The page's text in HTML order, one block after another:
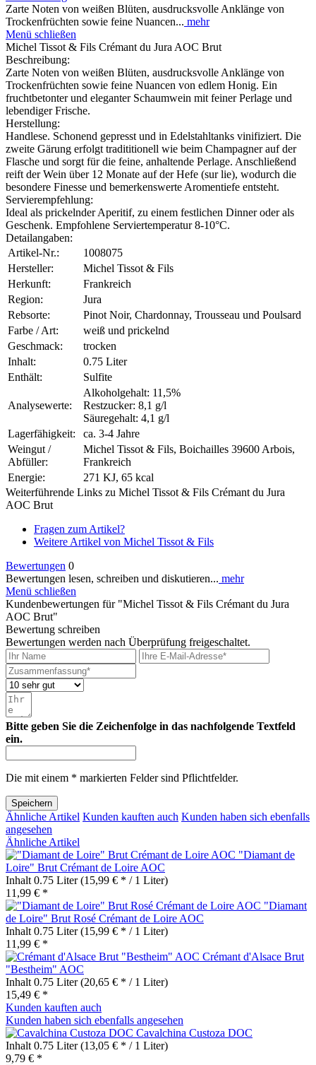
Zarte Noten von weißen Blüten, ausdrucksvolle Anklänge von
Trockenfrüchten sowie feine Nuancen... mehr
Menü schließen
Michel Tissot & Fils Crémant du Jura AOC Brut
Beschreibung:
Zarte Noten von weißen Blüten, ausdrucksvolle Anklänge von
Trockenfrüchten sowie feine Nuancen von edlem Honig. Ein
fruchtbetonter und eleganter Schaumwein mit feiner Perlage und
lebendiger Frische.
Herstellung:
Handlese. Schonend gepresst und in Edelstahltanks vinifiziert. Die
zweite Gärung erfolgt tradititionell wie beim Champagner auf der
Flasche und sorgt für die feine, anhaltende Perlage. Anschließend
reift der Wein über 12 Monate auf der Hefe (sur lie), wodurch die
besondere Finesse und bemerkenswerte Aromentiefe entsteht.
Servierempfehlung:
Ideal als prickelnder Aperitif, zu einem festlichen Dinner oder als
Geschenk. Empfohlene Serviertemperatur 8-10°C.
Detailangaben:
Artikel-Nr.:
1008075
Hersteller:
Michel Tissot & Fils
Herkunft:
Frankreich
Region:
Jura
Rebsorte:
Pinot Noir, Chardonnay, Trousseau und Poulsard
Farbe / Art:
weiß und prickelnd
Geschmack:
trocken
Inhalt:
0.75 Liter
Enthält:
Sulfite
Analysewerte:
Alkoholgehalt: 11,5%
Restzucker: 8,1 g/l
Säuregehalt: 4,1 g/l
Lagerfähigkeit:
ca. 3-4 Jahre
Weingut /
Abfüller:
Michel Tissot & Fils, Boichailles 39600 Arbois,
Frankreich
Energie:
271 KJ, 65 kcal
Weiterführende Links zu Michel Tissot & Fils Crémant du Jura
AOC Brut
Fragen zum Artikel?
Weitere Artikel von Michel Tissot & Fils
Bewertungen 0
Bewertungen lesen, schreiben und diskutieren... mehr
Menü schließen
Kundenbewertungen für "Michel Tissot & Fils Crémant du Jura
AOC Brut"
Bewertung schreiben
Bewertungen werden nach Überprüfung freigeschaltet.
Bitte geben Sie die Zeichenfolge in das nachfolgende Textfeld
ein.
Die mit einem * markierten Felder sind Pflichtfelder.
Speichern
Ähnliche Artikel Kunden kauften auch Kunden haben sich ebenfalls
angesehen
Ähnliche Artikel
"Diamant de
Loire" Brut Crémant de Loire AOC
Inhalt 0.75 Liter(15,99 € * / 1 Liter)
11,99 € *
"Diamant
de Loire" Brut Rosé Crémant de Loire AOC
Inhalt 0.75 Liter(15,99 € * / 1 Liter)
11,99 € *
Crémant d'Alsace Brut
"Bestheim" AOC
Inhalt 0.75 Liter(20,65 € * / 1 Liter)
15,49 € *
Kunden kauften auch
Kunden haben sich ebenfalls angesehen
Cavalchina Custoza DOC
Inhalt 0.75 Liter(13,05 € * / 1 Liter)
9,79 € *